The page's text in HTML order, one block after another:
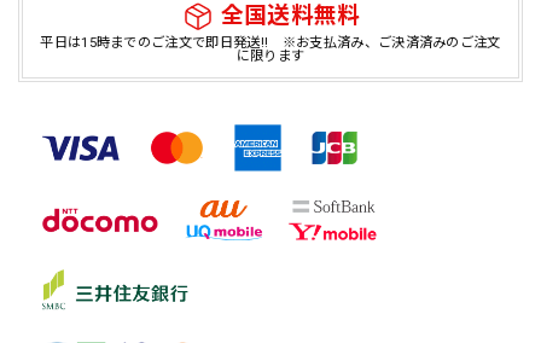
全国送料無料
平日は15時までのご注文で即日発送!! ※お支払済み、ご決済済みのご注文
に限ります